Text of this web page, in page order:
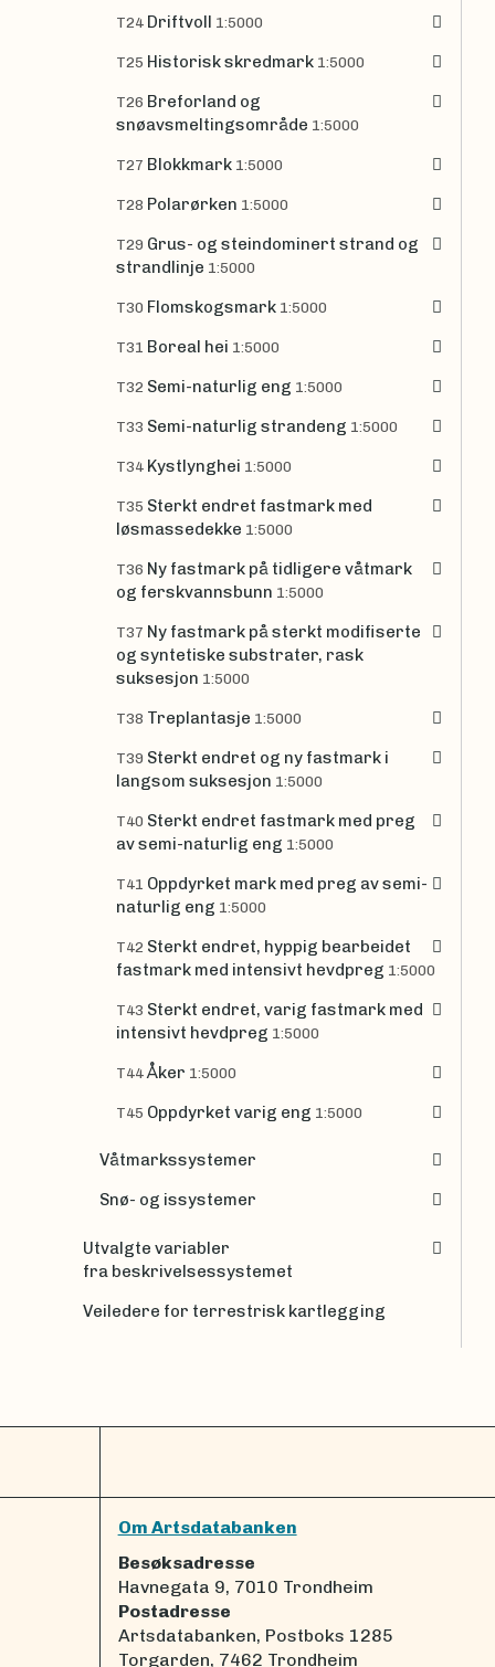
T24 Driftvoll 1:5000
T25 Historisk skredmark 1:5000
T26 Breforland og
snøavsmeltingsområde 1:5000
T27 Blokkmark 1:5000
T28 Polarørken 1:5000
T29 Grus- og steindominert strand og
strandlinje 1:5000
T30 Flomskogsmark 1:5000
T31 Boreal hei 1:5000
T32 Semi-naturlig eng 1:5000
T33 Semi-naturlig strandeng 1:5000
T34 Kystlynghei 1:5000
T35 Sterkt endret fastmark med
løsmassedekke 1:5000
T36 Ny fastmark på tidligere våtmark
og ferskvannsbunn 1:5000
T37 Ny fastmark på sterkt modifiserte
og syntetiske substrater, rask
suksesjon 1:5000
T38 Treplantasje 1:5000
T39 Sterkt endret og ny fastmark i
langsom suksesjon 1:5000
T40 Sterkt endret fastmark med preg
av semi-naturlig eng 1:5000
T41 Oppdyrket mark med preg av semi-
naturlig eng 1:5000
T42 Sterkt endret, hyppig bearbeidet
fastmark med intensivt hevdpreg 1:5000
T43 Sterkt endret, varig fastmark med
intensivt hevdpreg 1:5000
T44 Åker 1:5000
T45 Oppdyrket varig eng 1:5000
Våtmarkssystemer
Snø- og issystemer
Utvalgte variabler
fra beskrivelsessystemet
Veiledere for terrestrisk kartlegging
Om Artsdatabanken
Besøksadresse
Havnegata 9, 7010 Trondheim
Postadresse
Artsdatabanken, Postboks 1285
Torgarden, 7462 Trondheim